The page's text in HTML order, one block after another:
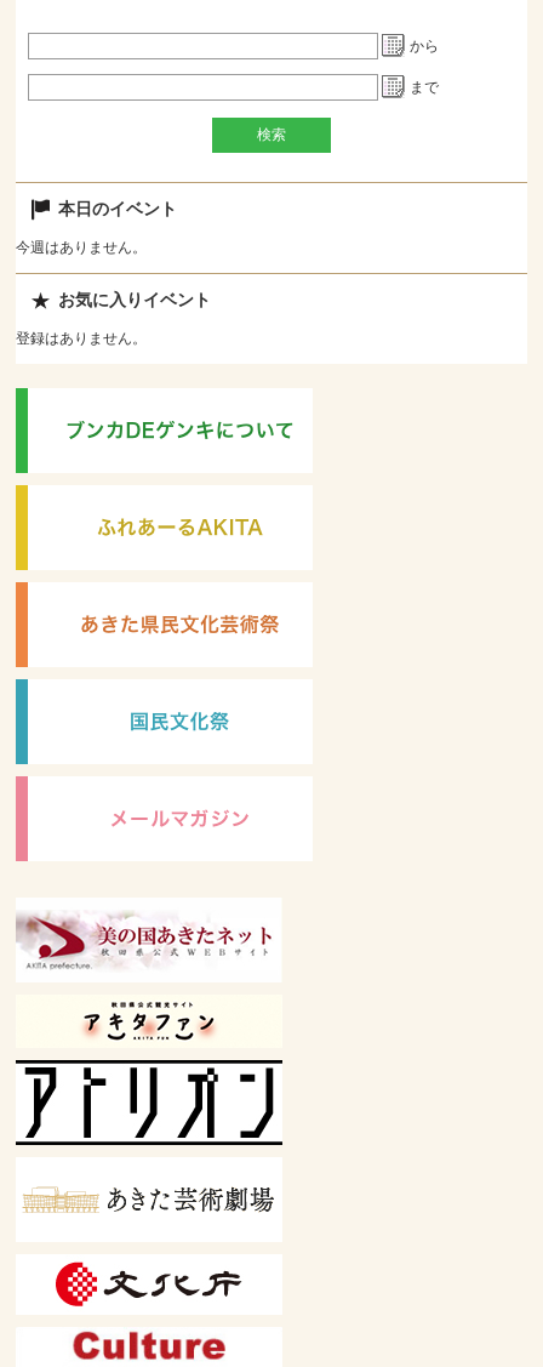
から
まで
本日のイベント
今週はありません。
お気に入りイベント
登録はありません。